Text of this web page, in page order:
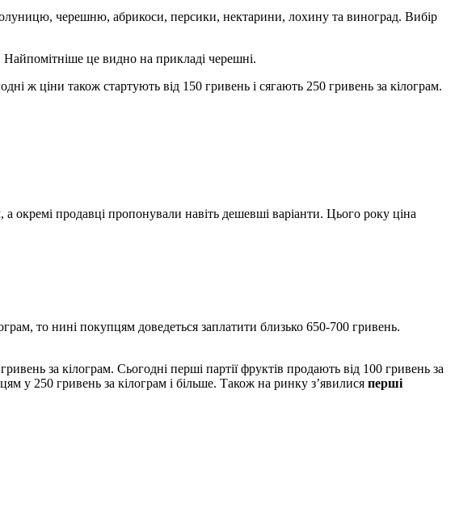
черешню, абрикоси, персики, нектарини, лохину та виноград. Вибір
це видно на прикладі черешні.
ж ціни також стартують від 150 гривень і сягають 250 гривень за кілограм.
окремі продавці пропонували навіть дешевші варіанти. Цього року ціна
то нині покупцям доведеться заплатити близько 650-700 гривень.
за кілограм. Сьогодні перші партії фруктів продають від 100 гривень за
у 250 гривень за кілограм і більше. Також на ринку з’явилися перші